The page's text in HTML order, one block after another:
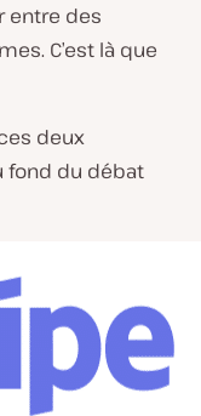
entre des
C’est là que
deux
fond du débat